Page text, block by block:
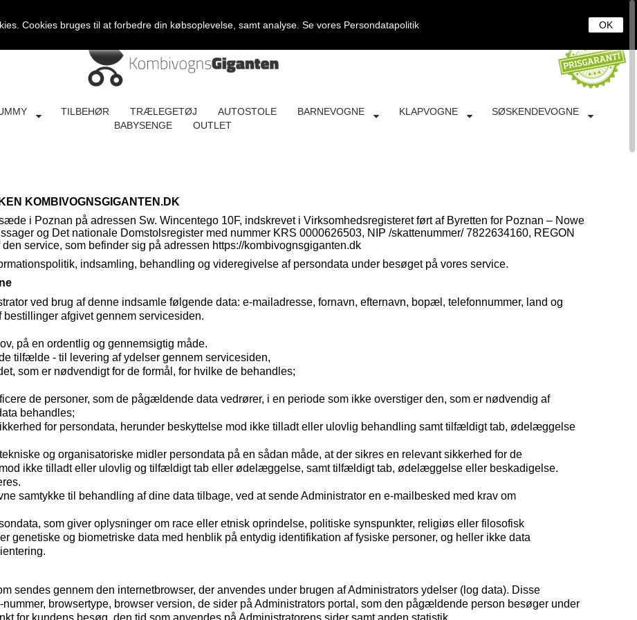
TILBEHØR TRÆLEGETØJ AUTOSTOLE BARNEVOGNE KLAPVOGNE
SØSKENDEVOGNE
BABYSENGE
OUTLET
KOMBIVOGNSGIGANTEN.DK
i Poznan på adressen Sw. Wincentego 10F, indskrevet i Virksomhedsregisteret ført af Byretten for Poznan – Nowe
og Det nationale Domstolsregister med nummer KRS 0000626503, NIP /skattenummer/ 7822634160, REGON
service, som befinder sig på adressen https://kombivognsgiganten.dk
indsamling, behandling og videregivelse af persondata under besøget på vores service.
ved brug af denne indsamle følgende data: e-mailadresse, fornavn, efternavn, bopæl, telefonnummer, land og
afgivet gennem servicesiden.
på en ordentlig og gennemsigtig måde.
tilfælde - til levering af ydelser gennem servicesiden,
som er nødvendigt for de formål, for hvilke de behandles;
de personer, som de pågældende data vedrører, i en periode som ikke overstiger den, som er nødvendig af
behandles;
for persondata, herunder beskyttelse mod ikke tilladt eller ulovlig behandling samt tilfældigt tab, ødelæggelse
og organisatoriske midler persondata på en sådan måde, at der sikres en relevant sikkerhed for de
ikke tilladt eller ulovlig og tilfældigt tab eller ødelæggelse, samt tilfældigt tab, ødelæggelse eller beskadigelse.
samtykke til behandling af dine data tilbage, ved at sende Administrator en e-mailbesked med krav om
som giver oplysninger om race eller etnisk oprindelse, politiske synspunkter, religiøs eller filosofisk
genetiske og biometriske data med henblik på entydig identifikation af fysiske personer, og heller ikke data
sendes gennem den internetbrowser, der anvendes under brugen af Administrators ydelser (log data). Disse
browsertype, browser version, de sider på Administrators portal, som den pågældende person besøger under
for kundens besøg, den tid som anvendes på Administratorens sider samt anden statistik.
Cookies bruges til at forbedre din købsoplevelse, samt analyse. Se vores Persondatapolitik OK